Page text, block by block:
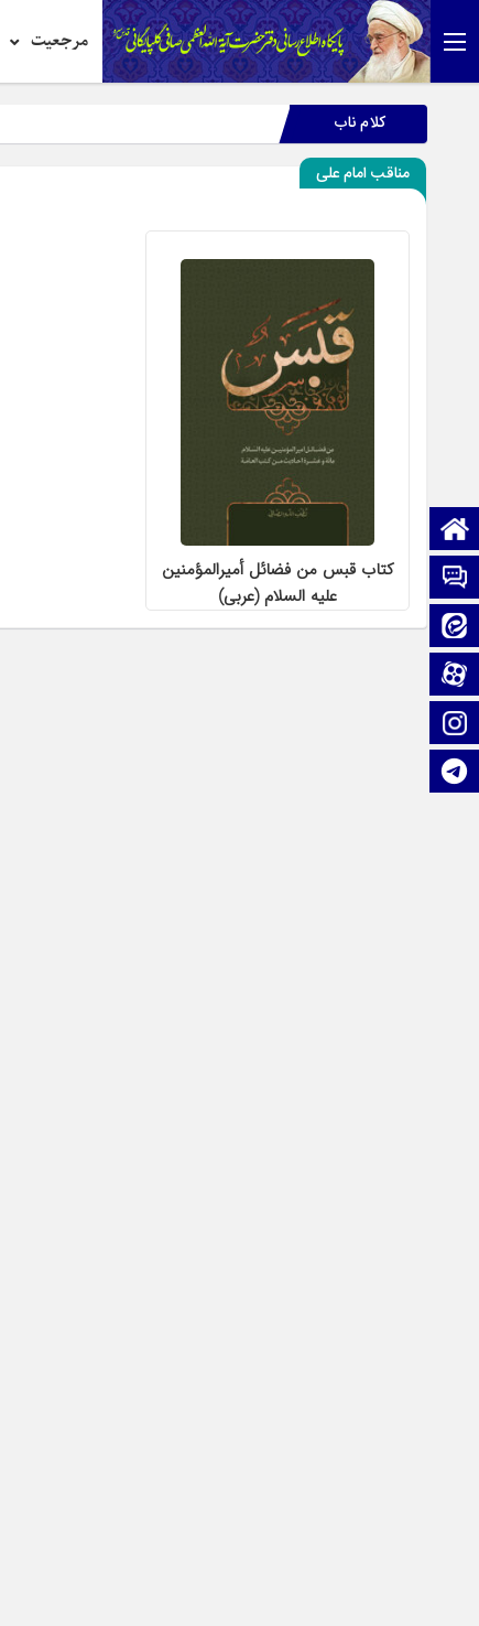
مرجعیت
تماس با ما
ایتا
کلام ناب
مناقب امام علی
کتاب قبس من فضائل أميرالمؤمنين
علیه السلام (عربی)